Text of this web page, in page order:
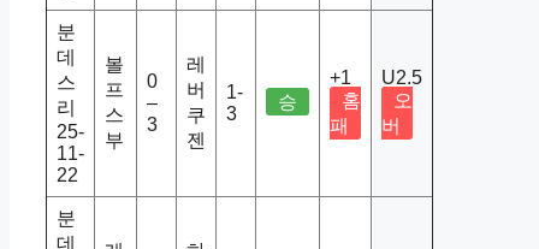
분
데
스
리
25-
11-
22
볼
프
스
부
0
–
3
레
버
쿠
젠
1-
3
승
+1
홈
패
U2.5
오
버
분
데